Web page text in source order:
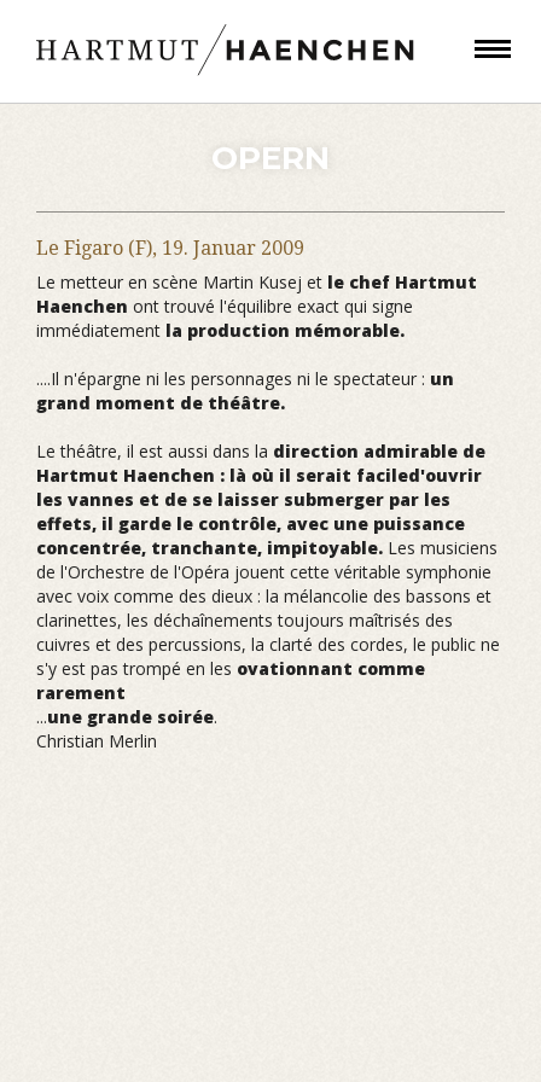
OPERN
Le Figaro (F), 19. Januar 2009
Le metteur en scène Martin Kusej et le chef Hartmut
Haenchen ont trouvé l'équilibre exact qui signe
immédiatement la production mémorable.
....Il n'épargne ni les personnages ni le spectateur : un
grand moment de théâtre.
Le théâtre, il est aussi dans la direction admirable de
Hartmut Haenchen : là où il serait faciled'ouvrir
les vannes et de se laisser submerger par les
effets, il garde le contrôle, avec une puissance
concentrée, tranchante, impitoyable. Les musiciens
de l'Orchestre de l'Opéra jouent cette véritable symphonie
avec voix comme des dieux : la mélancolie des bassons et
clarinettes, les déchaînements toujours maîtrisés des
cuivres et des percussions, la clarté des cordes, le public ne
s'y est pas trompé en les ovationnant comme
rarement
...une grande soirée.
Christian Merlin